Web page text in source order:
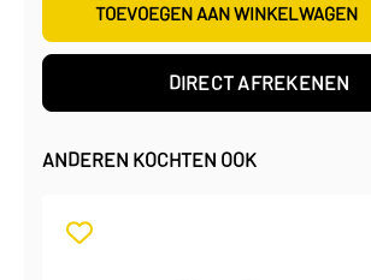
TOEVOEGEN AAN WINKELWAGEN
DIRECT AFREKENEN
ANDEREN KOCHTEN OOK